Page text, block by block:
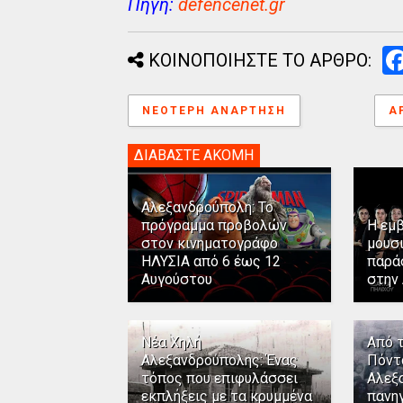
Πηγή: defencenet.gr
ΚΟΙΝΟΠΟΙΗΣΤΕ ΤΟ ΑΡΘΡΟ:
ΝΕΌΤΕΡΗ ΑΝΆΡΤΗΣΗ
ΔΙΑΒΑΣΤΕ ΑΚΟΜΗ
Αλεξανδρούπολη: Το
πρόγραμμα προβολών
στον κινηματογράφο
ΗΛΥΣΙΑ από 6 έως 12
Αυγούστου
Η
στην
Νέα Χηλή
Αλεξανδρούπολης: Ένας
τόπος που επιφυλάσσει
εκπλήξεις με τα κρυμμένα
Από